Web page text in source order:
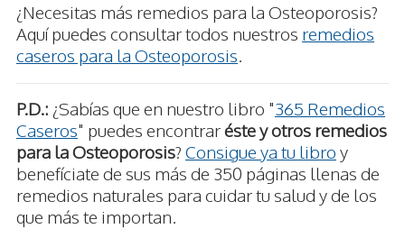
¿Necesitas más remedios para la Osteoporosis?
Aquí puedes consultar todos nuestros remedios
caseros para la Osteoporosis.
P.D.: ¿Sabías que en nuestro libro "365 Remedios
Caseros" puedes encontraréste y otros remedios
para la Osteoporosis? Consigue ya tu libro y
benefíciate de sus más de 350 páginas llenas de
remedios naturales para cuidar tu salud y de los
que más te importan.